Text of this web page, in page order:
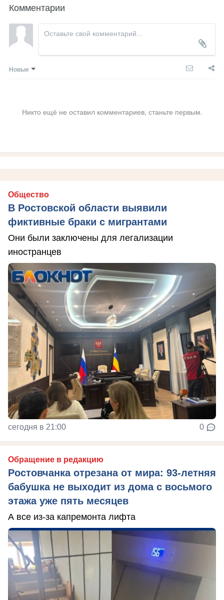
Комментарии
Новые
Никто ещё не оставил комментариев, станьте первым.
Общество
В Ростовской области выявили
фиктивные браки с мигрантами
Они были заключены для легализации
иностранцев
сегодня в 21:00 0
Обращение в редакцию
Ростовчанка отрезана от мира: 93-летняя
бабушка не выходит из дома с восьмого
этажа уже пять месяцев
А все из-за капремонта лифта